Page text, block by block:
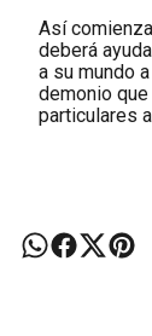
Así
deberá
a su mundo
demonio
particulares